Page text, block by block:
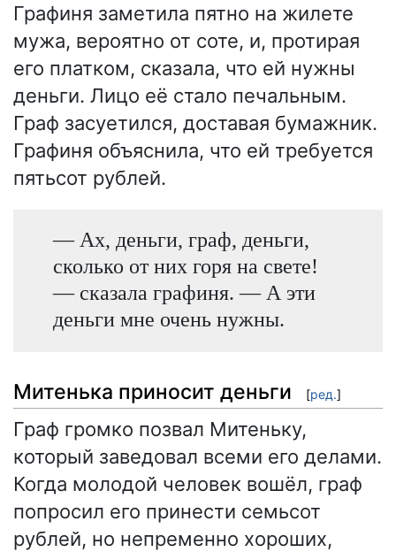
Графиня заметила пятно на жилете
мужа, вероятно от соте, и, протирая
его платком, сказала, что ей нужны
деньги. Лицо её стало печальным.
Граф засуетился, доставая бумажник.
Графиня объяснила, что ей требуется
пятьсот рублей.
— Ах, деньги, граф, деньги,
сколько от них горя на свете!
— сказала графиня. — А эти
деньги мне очень нужны.
Митенька приносит деньги [ред.]
Граф громко позвал Митеньку,
который заведовал всеми его делами.
Когда молодой человек вошёл, граф
попросил его принести семьсот
рублей, но непременно хороших,